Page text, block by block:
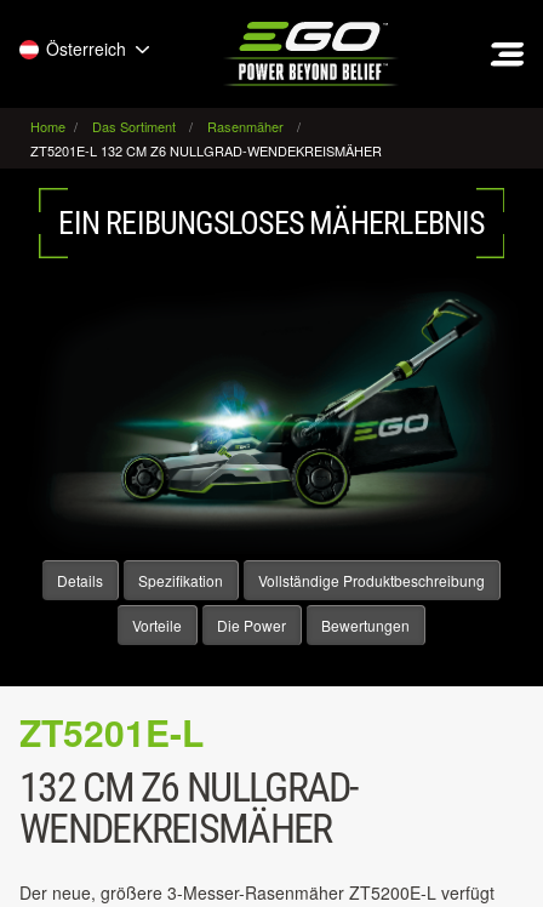
Österreich
Home Das Sortiment
Rasenmäher
ZT5201E-L 132 CM Z6 NULLGRAD-WENDEKREISMÄHER
EIN REIBUNGSLOSES MÄHERLEBNIS
Details Spezifikation Vollständige Produktbeschreibung
Vorteile Die Power Bewertungen
ZT5201E-L
132 CM Z6 NULLGRAD-
WENDEKREISMÄHER
Der neue, größere 3-Messer-Rasenmäher ZT5200E-L verfügt